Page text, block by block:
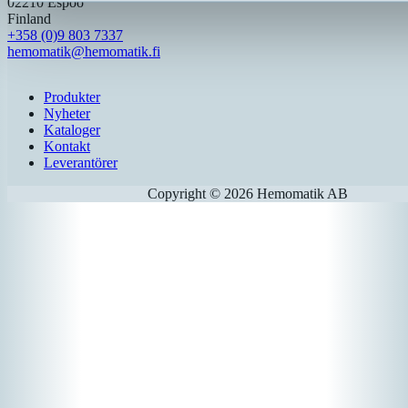
Finland
+358 (0)9 803 7337
hemomatik@hemomatik.fi
Produkter
Nyheter
Kataloger
Kontakt
Leverantörer
Copyright © 2026 Hemomatik AB